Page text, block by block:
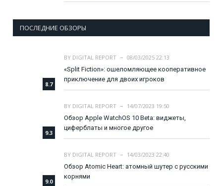
ПОСЛЕДНИЕ ОБЗОРЫ
8.7
BY DIGITAL REPORT
08/03/2025 22:13
«Split Fiction»: ошеломляющее кооперативное
приключение для двоих игроков
9.3
BY DIGITAL REPORT
14/07/2023 19:50
Обзор Apple WatchOS 10 Beta: виджеты,
циферблаты и многое другое
9.0
BY DIGITAL REPORT
14/03/2023 22:40
Обзор Atomic Heart: атомный шутер с русскими
корнями